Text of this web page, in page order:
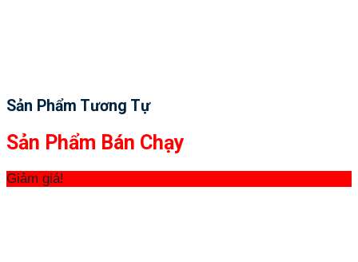
Sản Phẩm Tương Tự
Sản Phẩm Bán Chạy
Giảm giá!